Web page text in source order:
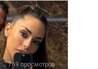
769 просмотров